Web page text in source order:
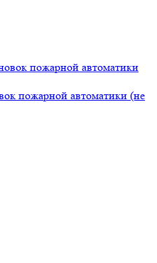
пожарной автоматики (не